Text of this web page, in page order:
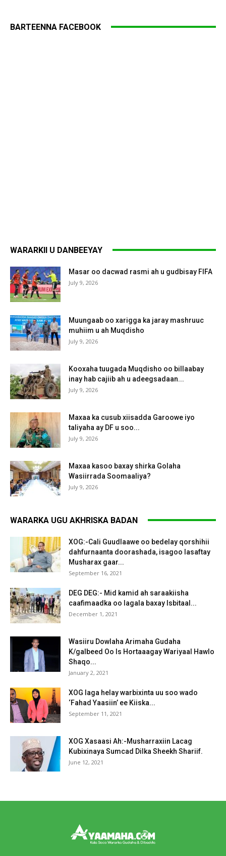
BARTEENNA FACEBOOK
WARARKII U DANBEEYAY
Masar oo dacwad rasmi ah u gudbisay FIFA
July 9, 2026
Muungaab oo xarigga ka jaray mashruuc
muhiim u ah Muqdisho
July 9, 2026
Kooxaha tuugada Muqdisho oo billaabay
inay hab cajiib ah u adeegsadaan...
July 9, 2026
Maxaa ka cusub xiisadda Garoowe iyo
taliyaha ay DF u soo...
July 9, 2026
Maxaa kasoo baxay shirka Golaha
Wasiirrada Soomaaliya?
July 9, 2026
WARARKA UGU AKHRISKA BADAN
XOG:-Cali Guudlaawe oo bedelay qorshihii
dahfurnaanta doorashada, isagoo lasaftay
Musharax gaar...
September 16, 2021
DEG DEG:- Mid kamid ah saraakiisha
caafimaadka oo lagala baxay Isbitaal...
December 1, 2021
Wasiiru Dowlaha Arimaha Gudaha
K/galbeed Oo Is Hortaaagay Wariyaal Hawlo
Shaqo...
January 2, 2021
XOG laga helay warbixinta uu soo wado
‘Fahad Yaasiin’ ee Kiiska...
September 11, 2021
XOG Xasaasi Ah:-Musharraxiin Lacag
Kubixinaya Sumcad Dilka Sheekh Shariif.
June 12, 2021